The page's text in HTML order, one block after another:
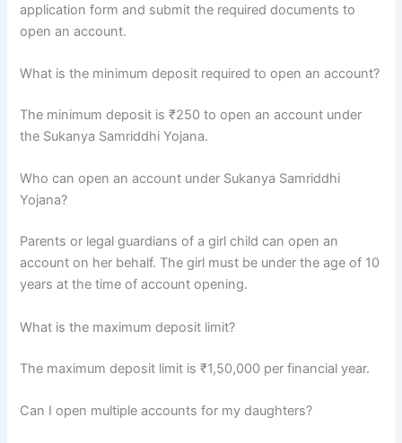
application form and submit the required documents to
open an account.
What is the minimum deposit required to open an account?
The minimum deposit is ₹250 to open an account under
the Sukanya Samriddhi Yojana.
Who can open an account under Sukanya Samriddhi
Yojana?
Parents or legal guardians of a girl child can open an
account on her behalf. The girl must be under the age of 10
years at the time of account opening.
What is the maximum deposit limit?
The maximum deposit limit is ₹1,50,000 per financial year.
Can I open multiple accounts for my daughters?